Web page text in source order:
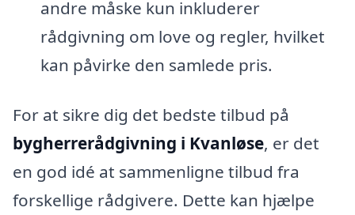
andre måske kun inkluderer
rådgivning om love og regler, hvilket
kan påvirke den samlede pris.
For at sikre dig det bedste tilbud på
bygherrerådgivning i Kvanløse, er det
en god idé at sammenligne tilbud fra
forskellige rådgivere. Dette kan hjælpe